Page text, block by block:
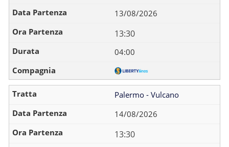
13/08/2026
13:30
04:00
Palermo - Vulcano
14/08/2026
13:30